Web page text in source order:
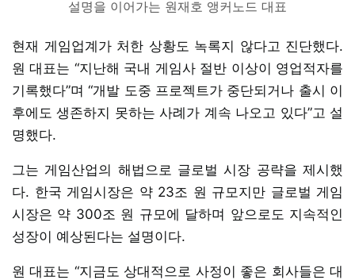
설명을 이어가는 원재호 앵커노드 대표
현재 게임업계가 처한 상황도 녹록지 않다고 진단했다.
원 대표는 “지난해 국내 게임사 절반 이상이 영업적자를
기록했다”며 “개발 도중 프로젝트가 중단되거나 출시 이
후에도 생존하지 못하는 사례가 계속 나오고 있다”고 설
명했다.
그는 게임산업의 해법으로 글로벌 시장 공략을 제시했
다. 한국 게임시장은 약 23조 원 규모지만 글로벌 게임
시장은 약 300조 원 규모에 달하며 앞으로도 지속적인
성장이 예상된다는 설명이다.
원 대표는 “지금도 상대적으로 사정이 좋은 회사들은 대